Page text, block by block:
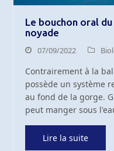
Le bouchon oral
noyade
07/09/2022
Contrairement à la
possède un système
au fond de la gorge.
peut manger sous
Lire la suite